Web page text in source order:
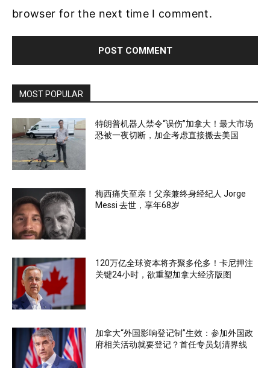
browser for the next time I comment.
MOST POPULAR
特朗普机器人禁令“误伤”加拿大！最大市场
恐被一夜切断，加企考虑直接搬去美国
梅西痛失至亲！父亲兼终身经纪人 Jorge
Messi 去世，享年68岁
120万亿全球资本将齐聚多伦多！卡尼押注
关键24小时，欲重塑加拿大经济版图
加拿大“外国影响登记制”生效：参加外国政
府相关活动就要登记？首任专员划清界线